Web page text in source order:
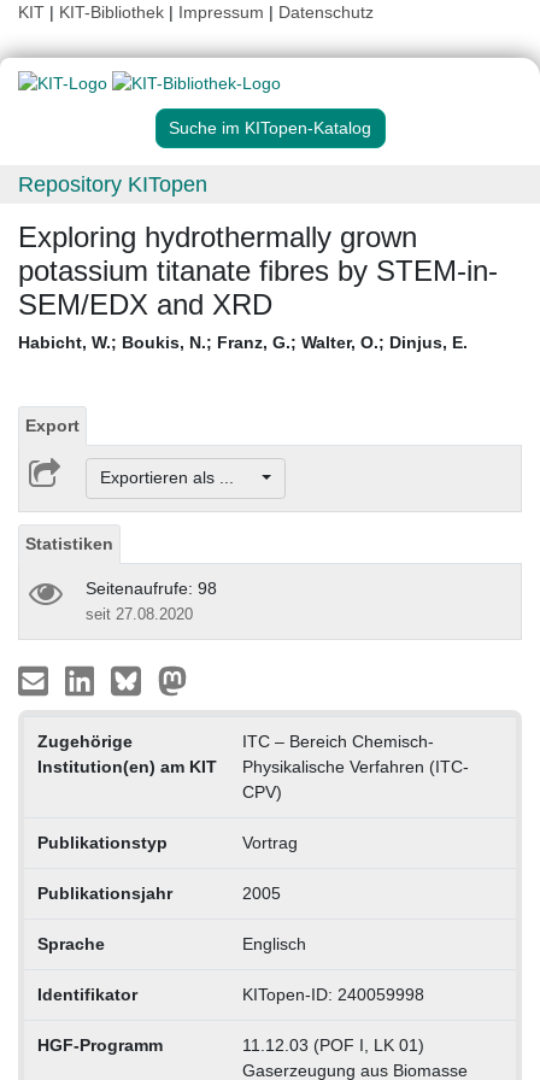
KIT | KIT-Bibliothek | Impressum | Datenschutz
Suche im KITopen-Katalog
Repository KITopen
Exploring hydrothermally grown
potassium titanate fibres by STEM-in-
SEM/EDX and XRD
Habicht, W.; Boukis, N.; Franz, G.; Walter, O.; Dinjus, E.
Export
Exportieren als ...
Statistiken
Seitenaufrufe: 98
seit 27.08.2020
Zugehörige
Institution(en) am KIT
ITC – Bereich Chemisch-
Physikalische Verfahren (ITC-
CPV)
Publikationstyp Vortrag
Publikationsjahr 2005
Sprache Englisch
Identifikator KITopen-ID: 240059998
HGF-Programm
11.12.03 (POF I, LK 01)
Gaserzeugung aus Biomasse